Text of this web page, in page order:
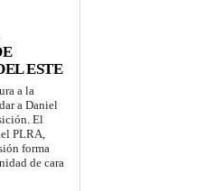
ESTE
a la
a Daniel
El
PLRA,
forma
de cara